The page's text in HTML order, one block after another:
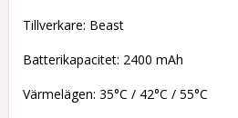
Tillverkare: Beast
Batterikapacitet: 2400 mAh
Värmelägen: 35°C / 42°C / 55°C